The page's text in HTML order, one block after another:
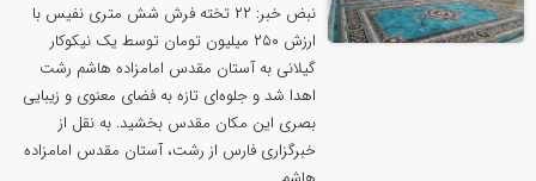
نبض خبر: ۲۲ تخته فرش شش متری نفیس با
ارزش ۲۵۰ میلیون تومان توسط یک نیکوکار
گیلانی به آستان مقدس امامزاده هاشم رشت
اهدا شد و جلوه‌ای تازه به فضای معنوی و زیبایی
بصری این مکان مقدس بخشید. به نقل از
خبرگزاری فارس از رشت، آستان مقدس امامزاده